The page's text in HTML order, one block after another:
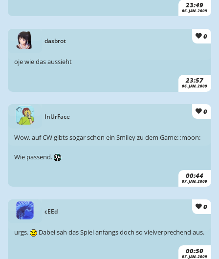
23:49
06. JAN. 2009
dasbrot
0
23:57
06. JAN. 2009
oje wie das aussieht
InUrFace
0
00:44
07. JAN. 2009
Wow, auf CW gibts sogar schon ein Smiley zu dem Game: :moon:
Wie passend.
cEEd
0
00:50
07. JAN. 2009
urgs. Dabei sah das Spiel anfangs doch so vielverprechend aus.